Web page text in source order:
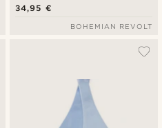
34,95 €
BOHEMIAN REVOLT